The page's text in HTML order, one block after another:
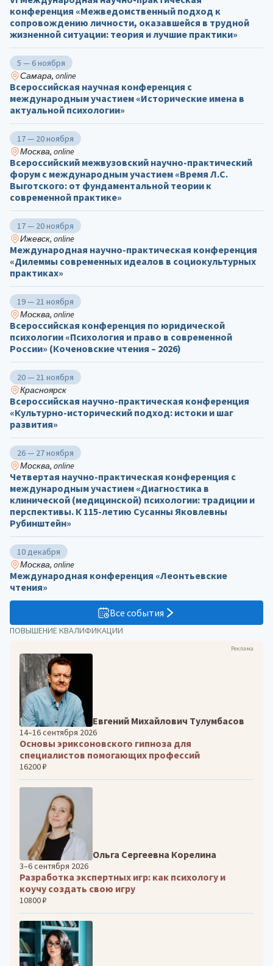
ПОВЫШЕНИЕ КВАЛИФИКАЦИИ
Реклама
Евгений Михайлович Тулумбасов
14–16 сентября 2026
Основы эриксоновского гипноза для
специалистов помогающих профессий
16200 ₽
Ольга Сергеевна Корелина
3–6 сентября 2026
Разработка экспертных игр: как психологу и
коучу создать свою игру
10800 ₽
конференция «Межведомственный подход к
сопровождению личности, оказавшейся в трудной
жизненной ситуации: теория и лучшие практики»
5 — 6 ноября
Самара, online
Всероссийская научная конференция с
международным участием «Исторические имена в
актуальной психологии»
17 — 20 ноября
Москва, online
Всероссийский межвузовский научно-практический
форум с международным участием «Время Л.С.
Выготского: от фундаментальной теории к
современной практике»
17 — 20 ноября
Ижевск, online
Международная научно-практическая конференция
«Дилеммы современных идеалов в социокультурных
практиках»
19 — 21 ноября
Москва, online
Всероссийская конференция по юридической
психологии «Психология и право в современной
России» (Коченовские чтения – 2026)
20 — 21 ноября
Красноярск
Всероссийская научно-практическая конференция
«Культурно-исторический подход: истоки и шаг
развития»
26 — 27 ноября
Москва, online
Четвертая научно-практическая конференция с
международным участием «Диагностика в
клинической (медицинской) психологии: традиции и
перспективы. К 115-летию Сусанны Яковлевны
Рубинштейн»
10 декабря
Москва, online
Международная конференция «Леонтьевские
чтения»
Все события